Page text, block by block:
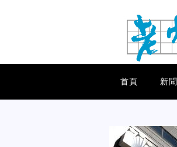
首頁 新聞